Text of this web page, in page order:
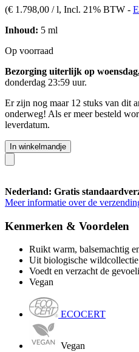
(€ 1.798,00 / l, Incl. 21% BTW -
Inhoud: 5 ml
Op voorraad
Bezorging uiterlijk op
donderdag 23:59 uur.
Er zijn nog maar 12 stuks van dit
onderweg! Als er meer besteld
leverdatum.
In winkelmandje
Nederland: Gratis
Meer informatie over de
Kenmerken & Voordelen
Ruikt warm, balsemachtig
Uit biologische wildcollectie
Voedt en verzacht de
Vegan
ECOCERT
Vegan